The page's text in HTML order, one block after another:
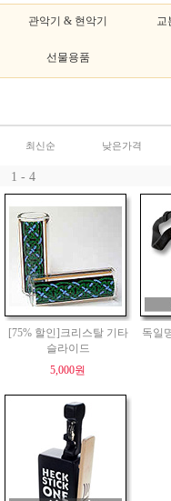
관악기 & 현악기 교
선물용품
최신순 낮은가격
1 - 4
[75% 할인]크리스탈 기타
슬라이드
5,000원
독일